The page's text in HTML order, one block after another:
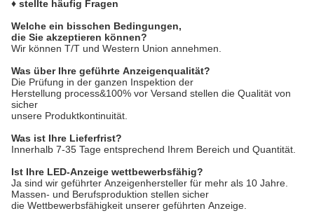
♦ stellte häufig Fragen
Welche ein bisschen Bedingungen,
die Sie akzeptieren können?
Wir können T/T und Western Union annehmen.
Was über Ihre geführte Anzeigenqualität?
Die Prüfung in der ganzen Inspektion der
Herstellung process&100% vor Versand stellen die Qualität von
sicher
unsere Produktkontinuität.
Was ist Ihre Lieferfrist?
Innerhalb 7-35 Tage entsprechend Ihrem Bereich und Quantität.
Ist Ihre LED-Anzeige wettbewerbsfähig?
Ja sind wir geführter Anzeigenhersteller für mehr als 10 Jahre.
Massen- und Berufsproduktion stellen sicher
die Wettbewerbsfähigkeit unserer geführten Anzeige.